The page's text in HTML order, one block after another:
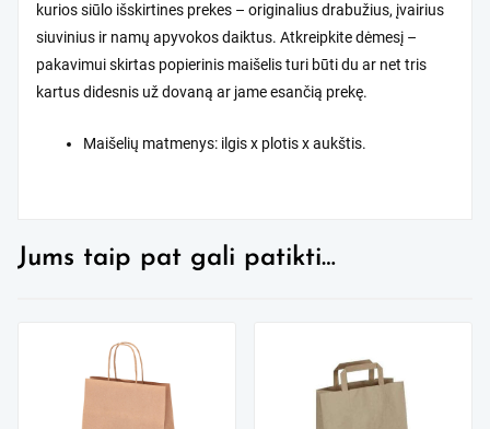
kurios siūlo išskirtines prekes – originalius drabužius, įvairius
siuvinius ir namų apyvokos daiktus. Atkreipkite dėmesį –
pakavimui skirtas popierinis maišelis turi būti du ar net tris
kartus didesnis už dovaną ar jame esančią prekę.
Maišelių matmenys: ilgis x plotis x aukštis.
Jums taip pat gali patikti…